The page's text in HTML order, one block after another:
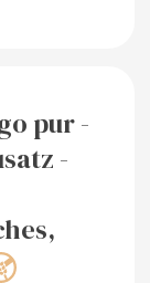
pur -
-